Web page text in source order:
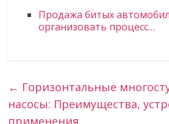
Продажа битых
организовать процесс…
← Горизонтальные
насосы: Преимущества,
применения